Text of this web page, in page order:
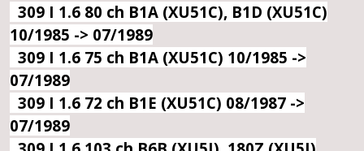
309 I 1.6 80 ch B1A (XU51C), B1D (XU51C)
10/1985 -> 07/1989
309 I 1.6 75 ch B1A (XU51C) 10/1985 ->
07/1989
309 I 1.6 72 ch B1E (XU51C) 08/1987 ->
07/1989